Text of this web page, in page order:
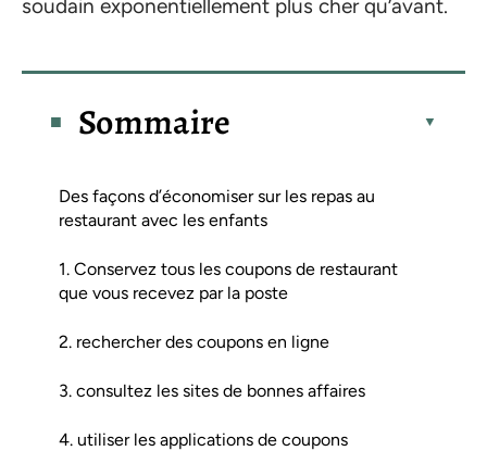
soudain exponentiellement plus cher qu’avant.
Sommaire
Des façons d’économiser sur les repas au
restaurant avec les enfants
1. Conservez tous les coupons de restaurant
que vous recevez par la poste
2. rechercher des coupons en ligne
3. consultez les sites de bonnes affaires
4. utiliser les applications de coupons